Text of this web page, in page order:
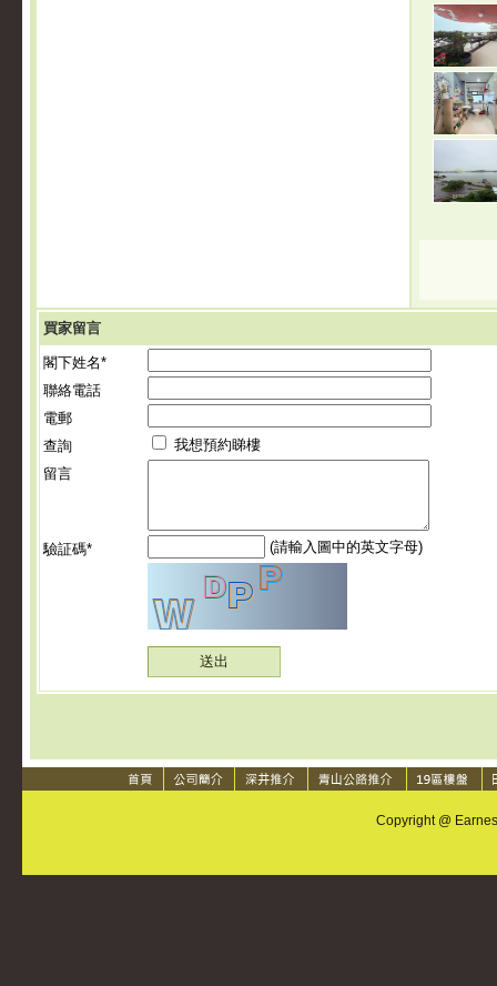
買家留言
閣下姓名*
聯絡電話
電郵
查詢
我想預約睇樓
留言
驗証碼* (請輸入圖中的英文字母)
Copyright @